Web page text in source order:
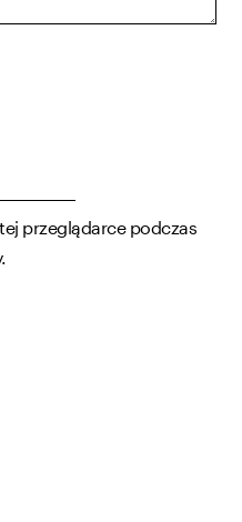
przeglądarce podczas